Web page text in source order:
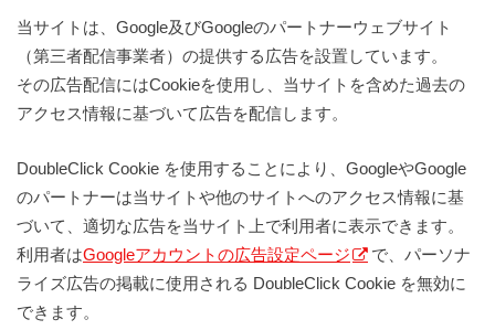
当サイトは、Google及びGoogleのパートナーウェブサイト
（第三者配信事業者）の提供する広告を設置しています。
その広告配信にはCookieを使用し、当サイトを含めた過去の
アクセス情報に基づいて広告を配信します。
DoubleClick Cookie を使用することにより、GoogleやGoogle
のパートナーは当サイトや他のサイトへのアクセス情報に基
づいて、適切な広告を当サイト上で利用者に表示できます。
利用者はGoogleアカウントの広告設定ページ
で、パーソナ
ライズ広告の掲載に使用される DoubleClick Cookie を無効に
できます。